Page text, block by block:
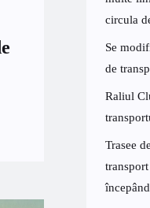
circula
Se
de
Raliul
Trasee